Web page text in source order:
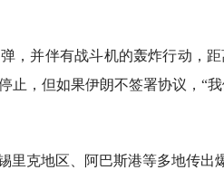
，并伴有战斗机的轰炸行动，
止，但如果伊朗不签署协议，“
克地区、阿巴斯港等多地传出